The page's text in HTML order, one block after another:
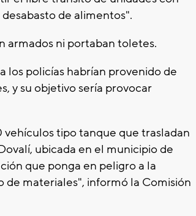
de alimentos".
armados ni portaban toletes.
los policías habrían provenido de
y su objetivo sería provocar
vehículos tipo tanque que trasladan
ubicada en el municipio de
que ponga en peligro a la
materiales", informó la Comisión